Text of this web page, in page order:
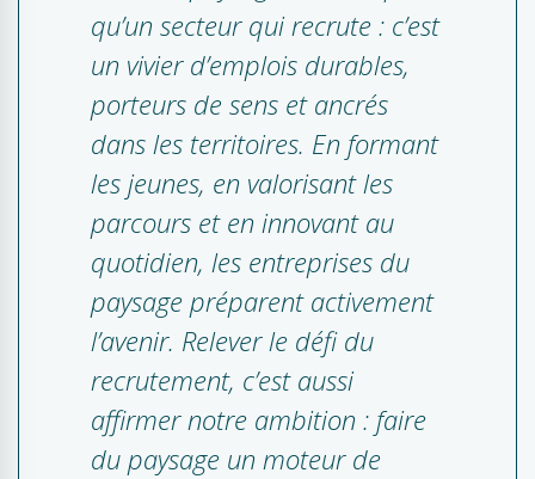
qu’un secteur qui recrute : c’est
un vivier d’emplois durables,
porteurs de sens et ancrés
dans les territoires. En formant
les jeunes, en valorisant les
parcours et en innovant au
quotidien, les entreprises du
paysage préparent activement
l’avenir. Relever le défi du
recrutement, c’est aussi
affirmer notre ambition : faire
du paysage un moteur de